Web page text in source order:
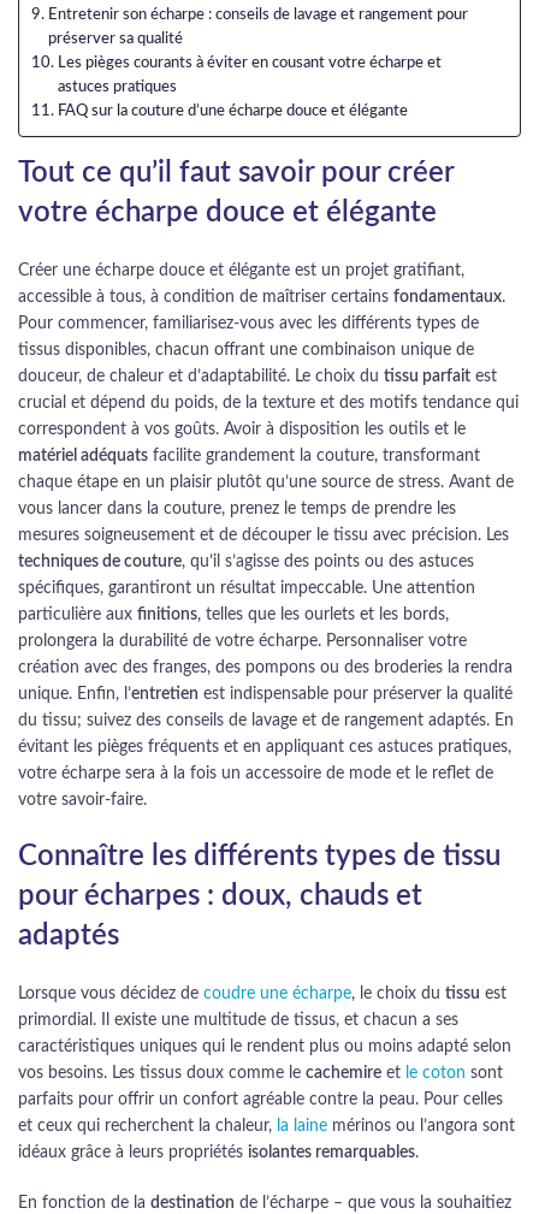
Entretenir son écharpe : conseils de lavage et rangement pour
préserver sa qualité
Les pièges courants à éviter en cousant votre écharpe et
astuces pratiques
FAQ sur la couture d’une écharpe douce et élégante
Tout ce qu’il faut savoir pour créer
votre écharpe douce et élégante
Créer une écharpe douce et élégante est un projet gratifiant,
accessible à tous, à condition de maîtriser certains fondamentaux.
Pour commencer, familiarisez-vous avec les différents types de
tissus disponibles, chacun offrant une combinaison unique de
douceur, de chaleur et d’adaptabilité. Le choix du tissu parfait est
crucial et dépend du poids, de la texture et des motifs tendance qui
correspondent à vos goûts. Avoir à disposition les outils et le
matériel adéquats facilite grandement la couture, transformant
chaque étape en un plaisir plutôt qu’une source de stress. Avant de
vous lancer dans la couture, prenez le temps de prendre les
mesures soigneusement et de découper le tissu avec précision. Les
techniques de couture, qu’il s’agisse des points ou des astuces
spécifiques, garantiront un résultat impeccable. Une attention
particulière aux finitions, telles que les ourlets et les bords,
prolongera la durabilité de votre écharpe. Personnaliser votre
création avec des franges, des pompons ou des broderies la rendra
unique. Enfin, l’entretien est indispensable pour préserver la qualité
du tissu; suivez des conseils de lavage et de rangement adaptés. En
évitant les pièges fréquents et en appliquant ces astuces pratiques,
votre écharpe sera à la fois un accessoire de mode et le reflet de
votre savoir-faire.
Connaître les différents types de tissu
pour écharpes : doux, chauds et
adaptés
Lorsque vous décidez de coudre une écharpe, le choix du tissu est
primordial. Il existe une multitude de tissus, et chacun a ses
caractéristiques uniques qui le rendent plus ou moins adapté selon
vos besoins. Les tissus doux comme le cachemire et le coton sont
parfaits pour offrir un confort agréable contre la peau. Pour celles
et ceux qui recherchent la chaleur, la laine mérinos ou l’angora sont
idéaux grâce à leurs propriétés isolantes remarquables.
En fonction de la destination de l’écharpe – que vous la souhaitiez